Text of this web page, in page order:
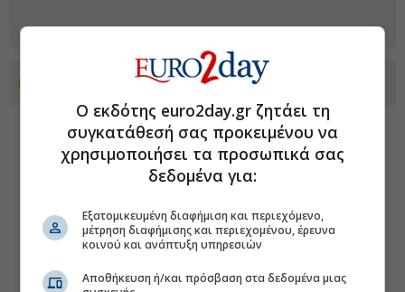
Προσθέστε το euro2day.gr στο Discover
Ο εκδότης euro2day.gr ζητάει τη
συγκατάθεσή σας προκειμένου να
χρησιμοποιήσει τα προσωπικά σας
δεδομένα για:
Εξατομικευμένη διαφήμιση και περιεχόμενο,
μέτρηση διαφήμισης και περιεχομένου, έρευνα
κοινού και ανάπτυξη υπηρεσιών
Αποθήκευση ή/και πρόσβαση στα δεδομένα μιας